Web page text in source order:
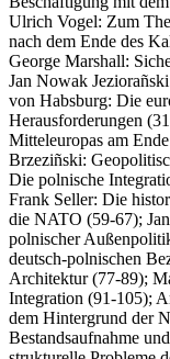
Ulrich Vogel: Zum
nach dem Ende des
George Marshall:
Jan Nowak
von Habsburg: Die
Herausforderungen
Mitteleuropas am
Brzeziñski:
Die polnische
Frank Seller: Die
die NATO (59-67);
polnischer
deutsch-polnischen
Architektur (77-89);
Integration (91-105);
dem Hintergrund der
Bestandsaufnahme